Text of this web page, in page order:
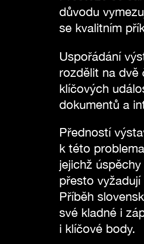
důvodu
se kvalitním
Uspořádání
rozdělit na dvě
klíčových
dokumentů a
Předností
k této
jejichž
přesto
Příběh
své kladné i
i klíčové body.